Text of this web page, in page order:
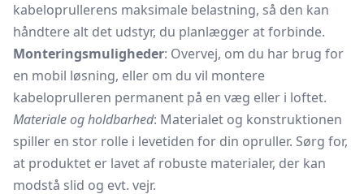
kabeloprullerens maksimale belastning, så den kan
håndtere alt det udstyr, du planlægger at forbinde.
Monteringsmuligheder: Overvej, om du har brug for
en mobil løsning, eller om du vil montere
kabeloprulleren permanent på en væg eller i loftet.
Materiale og holdbarhed: Materialet og konstruktionen
spiller en stor rolle i levetiden for din opruller. Sørg for,
at produktet er lavet af robuste materialer, der kan
modstå slid og evt. vejr.